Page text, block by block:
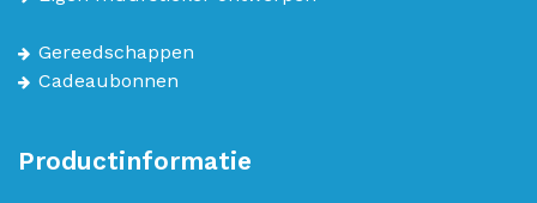
Gereedschappen
Cadeaubonnen
Productinformatie